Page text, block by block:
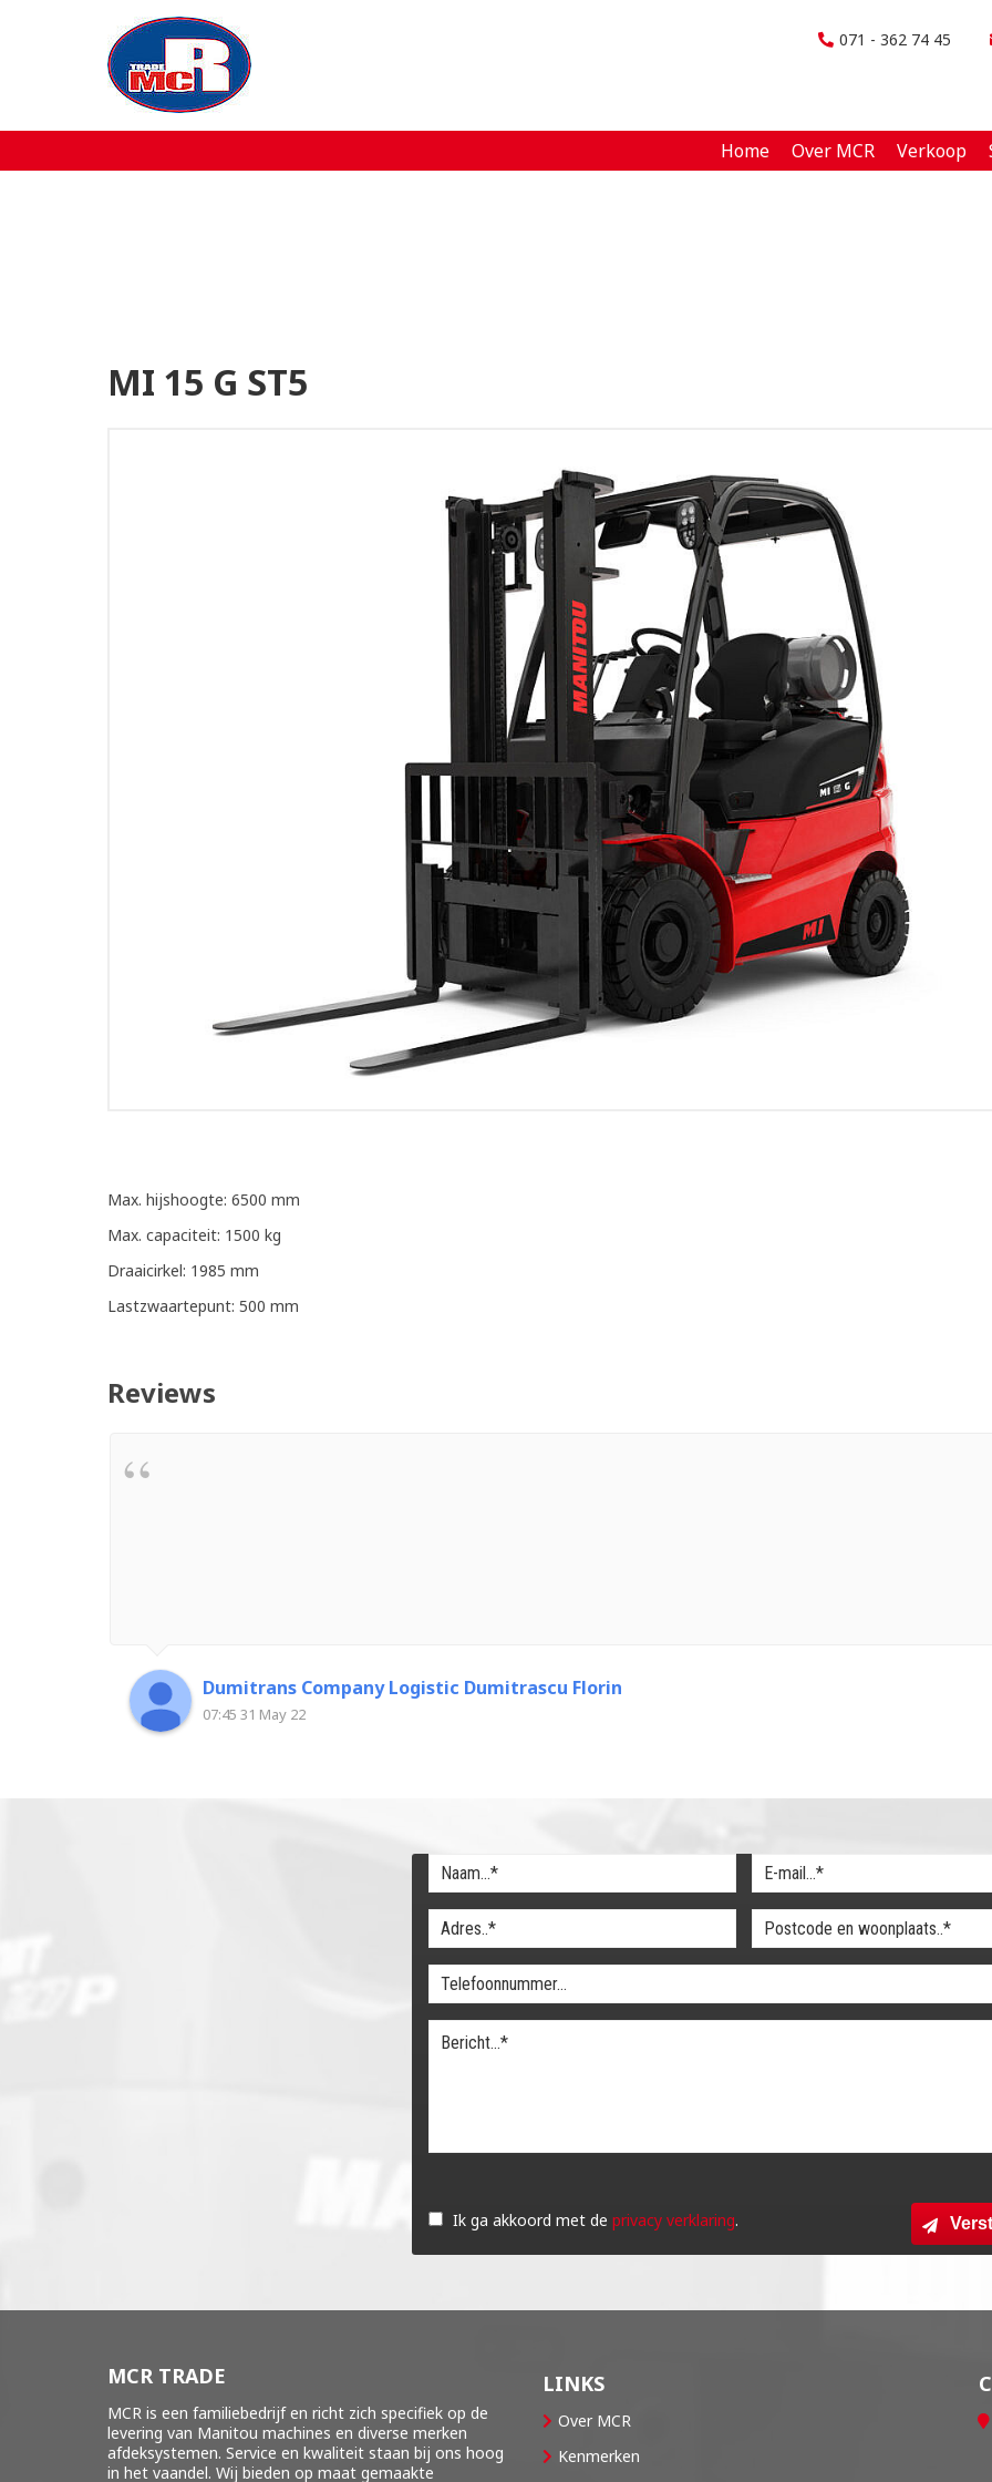
Over MCR
071 - 362 74 45
Home Over MCR Verkoop
MI 15 G ST5
Max. hijshoogte: 6500 mm
Max. capaciteit: 1500 kg
Draaicirkel: 1985 mm
Lastzwaartepunt: 500 mm
Reviews
Dumitrans Company Logistic Dumitrascu Florin
07:45 31 May 22
dit
veld
Ik ga akkoord met de privacy verklaring.
MCR TRADE
MCR is een familiebedrijf en richt zich specifiek op de
levering van Manitou machines en diverse merken
afdeksystemen. Service en kwaliteit staan bij ons hoog
in het vaandel. Wij bieden op maat gemaakte
LINKS
Over MCR
Kenmerken